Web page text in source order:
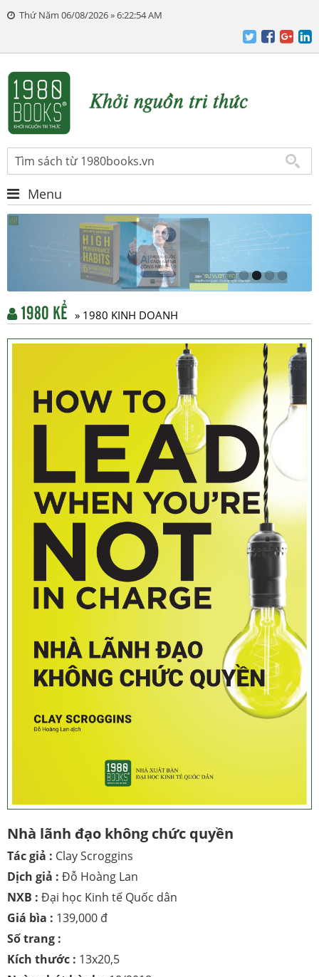
Thứ Năm 06/08/2026 » 6:22:55 AM
Menu
1980 KỂ » 1980 KINH DOANH
Nhà lãnh đạo không chức quyền
Tác giả : Clay Scroggins
Dịch giả : Đỗ Hoàng Lan
NXB : Đại học Kinh tế Quốc dân
Giá bìa : 139,000 đ
Số trang :
Kích thước : 13x20,5